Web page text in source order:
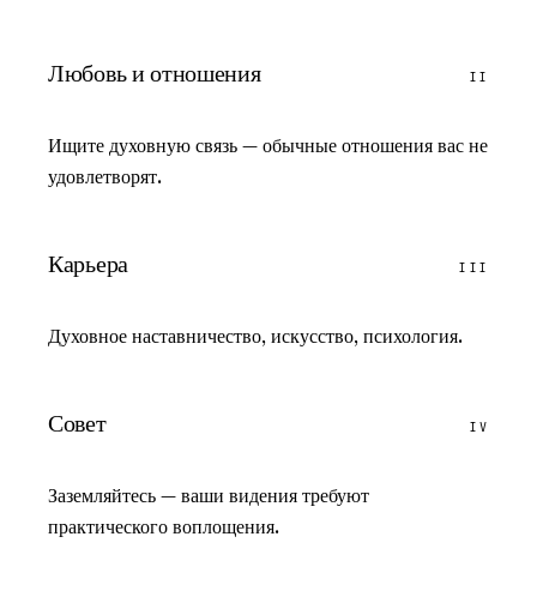
Любовь и отношения II
Ищите духовную связь — обычные отношения вас не
удовлетворят.
Карьера III
Духовное наставничество, искусство, психология.
Совет IV
Заземляйтесь — ваши видения требуют
практического воплощения.